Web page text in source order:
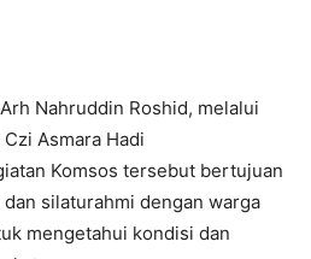
Nahruddin Roshid, melalui
Asmara Hadi
Komsos tersebut bertujuan
silaturahmi dengan warga
mengetahui kondisi dan